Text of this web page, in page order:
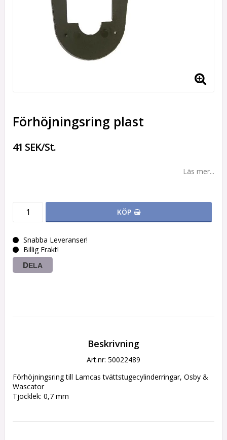
Förhöjningsring plast
41 SEK/St.
Läs mer...
KÖP
Snabba Leveranser!
Billig Frakt!
DELA
Beskrivning
Art.nr: 50022489
Förhöjningsring till Lamcas tvättstugecylinderringar, Osby &
Wascator
Tjocklek: 0,7 mm